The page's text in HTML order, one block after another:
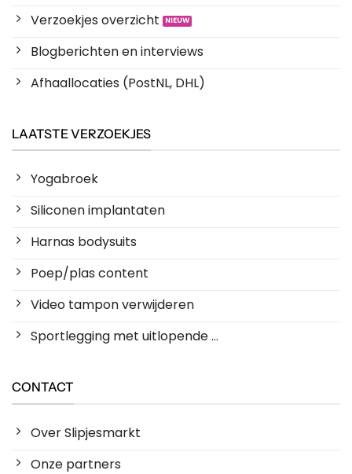
Verzoekjes overzicht
Blogberichten en interviews
Afhaallocaties (PostNL, DHL)
LAATSTE VERZOEKJES
Yogabroek
Siliconen implantaten
Harnas bodysuits
Poep/plas content
Video tampon verwijderen
Sportlegging met uitlopende ...
CONTACT
Over Slipjesmarkt
Onze partners